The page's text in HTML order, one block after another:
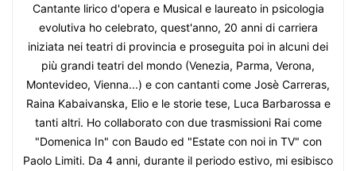
Cantante lirico d'opera e Musical e laureato in psicologia
evolutiva ho celebrato, quest'anno, 20 anni di carriera
iniziata nei teatri di provincia e proseguita poi in alcuni dei
più grandi teatri del mondo (Venezia, Parma, Verona,
Montevideo, Vienna...) e con cantanti come Josè Carreras,
Raina Kabaivanska, Elio e le storie tese, Luca Barbarossa e
tanti altri. Ho collaborato con due trasmissioni Rai come
"Domenica In" con Baudo ed "Estate con noi in TV" con
Paolo Limiti. Da 4 anni, durante il periodo estivo, mi esibisco